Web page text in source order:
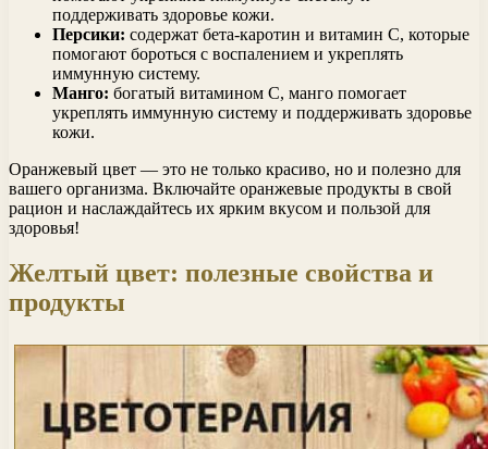
поддерживать здоровье кожи.
Персики: содержат бета-каротин и витамин С, которые
помогают бороться с воспалением и укреплять
иммунную систему.
Манго: богатый витамином С, манго помогает
укреплять иммунную систему и поддерживать здоровье
кожи.
Оранжевый цвет — это не только красиво, но и полезно для
вашего организма. Включайте оранжевые продукты в свой
рацион и наслаждайтесь их ярким вкусом и пользой для
здоровья!
Желтый цвет: полезные свойства и
продукты